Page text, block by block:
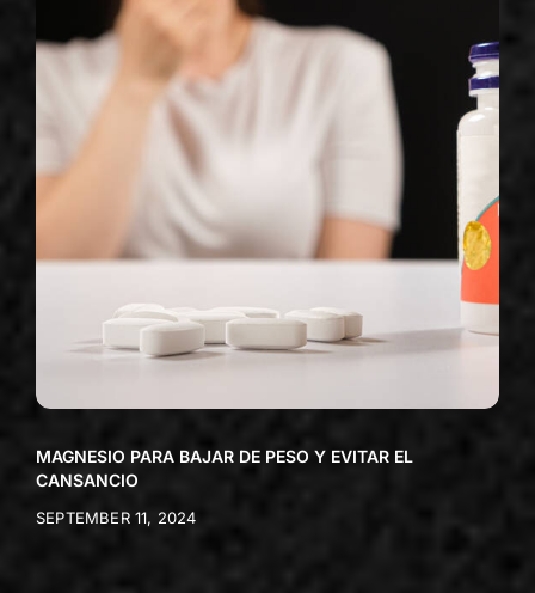
MAGNESIO PARA BAJAR DE PESO Y EVITAR EL
CANSANCIO
SEPTEMBER 11, 2024